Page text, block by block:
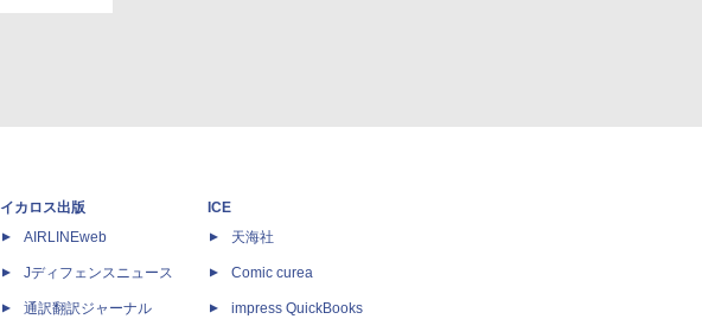
イカロス出版
AIRLINEweb
Jディフェンスニュース
通訳翻訳ジャーナル
ICE
天海社
Comic curea
impress QuickBooks